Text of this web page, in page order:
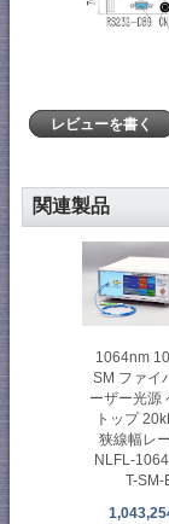
レビューを書く
関連製品
1064nm
SM ファイ
ーザー光源
トップ
狭線幅レ
NLFL-
T-SM-